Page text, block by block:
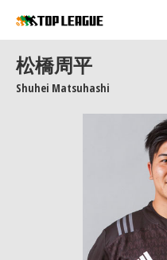
コラム
松橋周平
Shuhei Matsuhashi